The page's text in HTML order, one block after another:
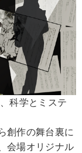
科学とミステ
創作の舞台裏に
会場オリジナル